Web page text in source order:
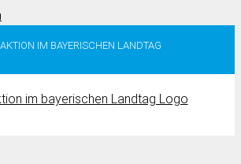
IM BAYERISCHEN LANDTAG